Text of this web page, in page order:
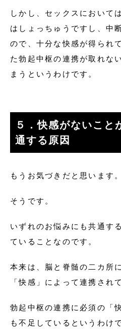
しかし、セックスにおいて
はしょっちゅうですし、中
ので、十分な快感が得られ
た勃起中枢の連携が取れな
まうというわけです。
５．快感がないこと
通する原因
もうお気づきだと思います。
そうです。
いずれのお悩みにも共通す
ていることなのです。
本来は、脳と脊髄の二カ所
「快感」によって連携され
勃起中枢の連携に必須の「
も不足しているというわけで